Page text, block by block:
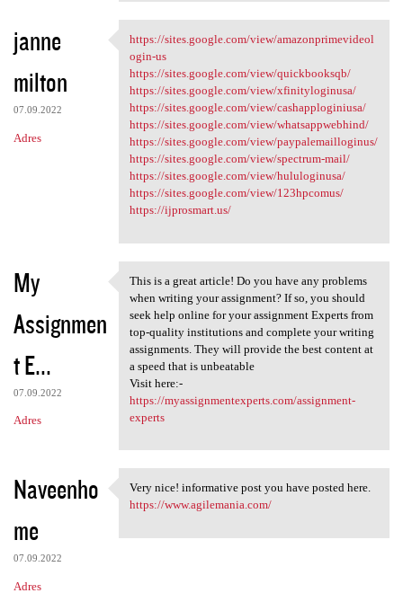
janne
milton
07.09.2022
Adres
https://sites.google.com/view
https://sites.google.com/view/amazonprimevideol
ogin-us
https://sites.google.com/view/quickbooksqb/
https://sites.google.com/view/xfinityloginusa/
https://sites.google.com/view/cashapploginiusa/
https://sites.google.com/view/whatsappwebhind/
https://sites.google.com/view/paypalemailloginus/
https://sites.google.com/view/spectrum-mail/
https://sites.google.com/view/hululoginusa/
https://sites.google.com/view/123hpcomus/
https://ijprosmart.us/
My
Assignmen
t E...
07.09.2022
Adres
This is a great article! Do
This is a great article! Do you have any problems
when writing your assignment? If so, you should
seek help online for your assignment Experts from
top-quality institutions and complete your writing
assignments. They will provide the best content at
a speed that is unbeatable
Visit here:-
https://myassignmentexperts.com/assignment-
experts
Naveenho
me
07.09.2022
Adres
Very nice! informative post
Very nice! informative post you have posted here.
https://www.agilemania.com/